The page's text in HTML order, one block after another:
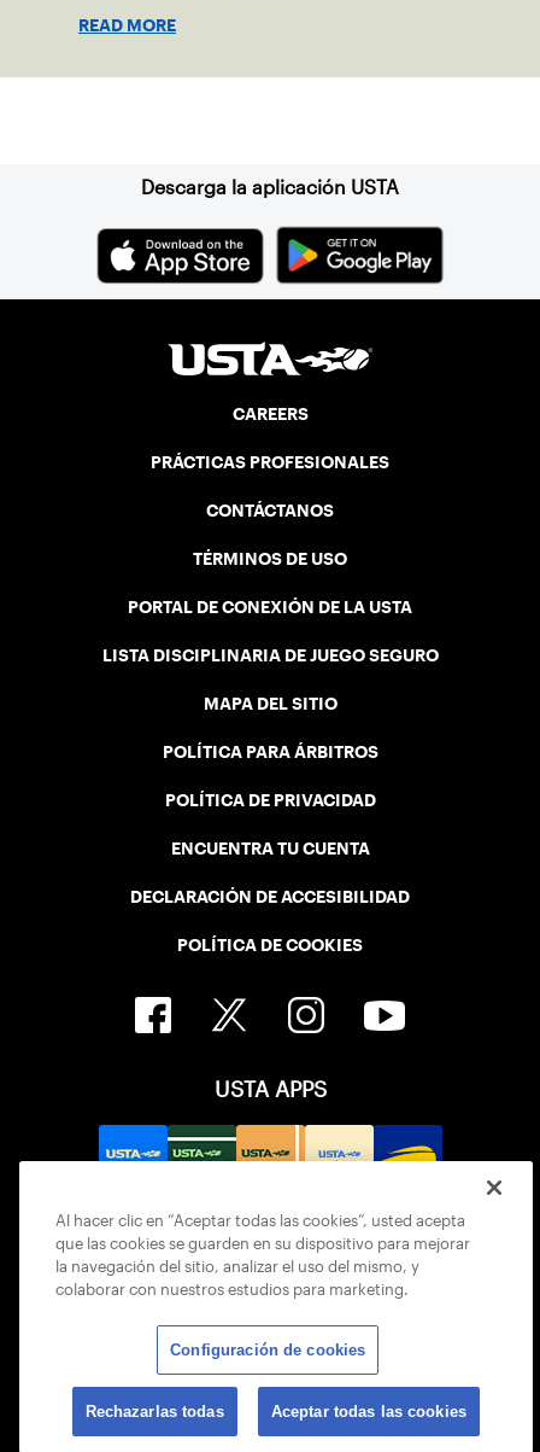
READ MORE
Descarga la aplicación USTA
CAREERS
PRÁCTICAS PROFESIONALES
CONTÁCTANOS
TÉRMINOS DE USO
PORTAL DE CONEXIÓN DE LA USTA
LISTA DISCIPLINARIA DE JUEGO SEGURO
MAPA DEL SITIO
POLÍTICA PARA ÁRBITROS
POLÍTICA DE PRIVACIDAD
ENCUENTRA TU CUENTA
DECLARACIÓN DE ACCESIBILIDAD
POLÍTICA DE COOKIES
USTA APPS
© 2026 USTA ALL RIGHTS RESERVED
Al hacer clic en “Aceptar todas las cookies”, usted acepta
que las cookies se guarden en su dispositivo para mejorar
la navegación del sitio, analizar el uso del mismo, y
colaborar con nuestros estudios para marketing.
Configuración de cookies
Rechazarlas todas Aceptar todas las cookies